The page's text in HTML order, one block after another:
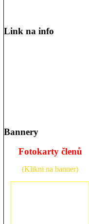
Link na info
Bannery
Fotokarty členů
(Klikni na banner)